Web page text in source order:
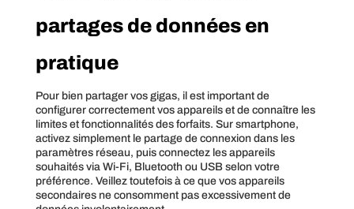
partages de données en
pratique
Pour bien partager vos gigas, il est important de
configurer correctement vos appareils et de connaître les
limites et fonctionnalités des forfaits. Sur smartphone,
activez simplement le partage de connexion dans les
paramètres réseau, puis connectez les appareils
souhaités via Wi-Fi, Bluetooth ou USB selon votre
préférence. Veillez toutefois à ce que vos appareils
secondaires ne consomment pas excessivement de